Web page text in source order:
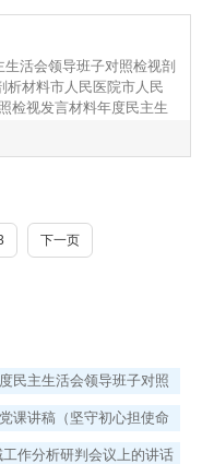
活会领导班子对照检视剖
析材料市人民医院市人民
检视发言材料年度民主生
班,1目录在市人民医院庆
下一页
民主生活会领导班子对照
课讲稿（坚守初心担使命
医院铸医魂）.docx
作分析研判会议上的讲话